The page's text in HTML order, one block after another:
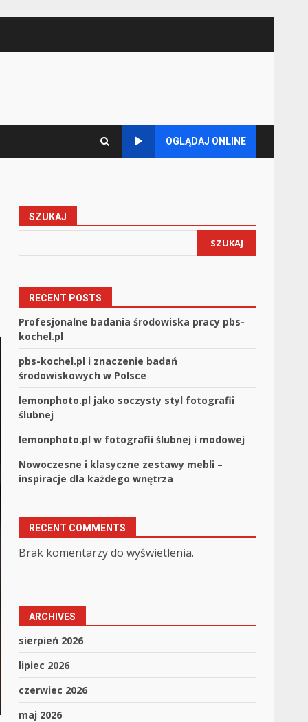
OGLĄDAJ ONLINE
SZUKAJ
SZUKAJ
RECENT POSTS
Profesjonalne badania środowiska pracy pbs-
kochel.pl
pbs-kochel.pl i znaczenie badań
środowiskowych w Polsce
lemonphoto.pl jako soczysty styl fotografii
ślubnej
lemonphoto.pl w fotografii ślubnej i modowej
Nowoczesne i klasyczne zestawy mebli –
inspiracje dla każdego wnętrza
RECENT COMMENTS
Brak komentarzy do wyświetlenia.
ARCHIVES
sierpień 2026
lipiec 2026
czerwiec 2026
maj 2026